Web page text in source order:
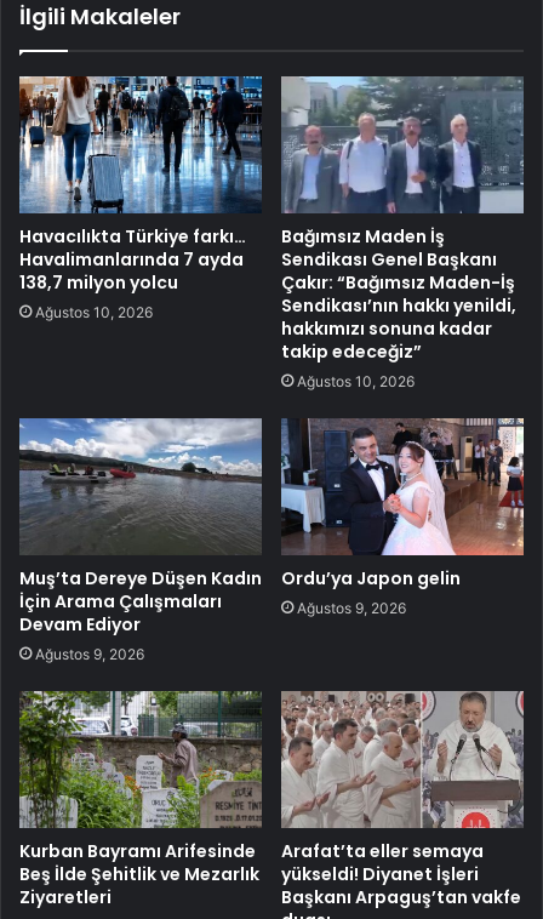
İlgili Makaleler
Havacılıkta Türkiye farkı…
Havalimanlarında 7 ayda
138,7 milyon yolcu
Ağustos 10, 2026
Bağımsız Maden İş
Sendikası Genel Başkanı
Çakır: “Bağımsız Maden-İş
Sendikası’nın hakkı yenildi,
hakkımızı sonuna kadar
takip edeceğiz”
Ağustos 10, 2026
Muş’ta Dereye Düşen Kadın
İçin Arama Çalışmaları
Devam Ediyor
Ağustos 9, 2026
Ordu’ya Japon gelin
Ağustos 9, 2026
Kurban Bayramı Arifesinde
Beş İlde Şehitlik ve Mezarlık
Ziyaretleri
Arafat’ta eller semaya
yükseldi! Diyanet İşleri
Başkanı Arpaguş’tan vakfe